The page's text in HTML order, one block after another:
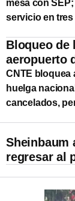
mesa con
servicio en tres
Bloqueo de
aeropuerto
CNTE bloquea
huelga
cancelados,
Sheinbaum
regresar al